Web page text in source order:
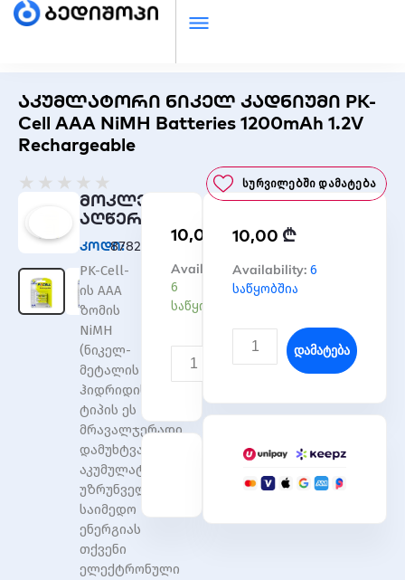
აკუმლატორი ნიკელ კადნიუმი PK-
Cell AAA NiMH Batteries 1200mAh 1.2V
Rechargeable
★ ★ ★ ★ ★
0
out
5
Სურვილებში Დამატება
მოკლე
აღწერა
კოდი:878222
PK-Cell-
ის AAA
ზომის
NiMH
(ნიკელ-
მეტალის
ჰიდრიდის)
ტიპის ეს
მრავალჯერადი
დამუხტვადი
აკუმულატორები
უზრუნველყოფენ
საიმედო
ენერგიას
თქვენი
ელექტრონული
10,00 ₾
Availability:
6
საწყობშია
რაოდენობა:
აკუმლატორი
ნიკელ
Cell
Batteries
1200mAh
Დამატება
10,00 ₾
Availability: 6
საწყობშია
რაოდენობა:
აკუმლატორი
PK-
Batteries
1.2V
Დამატება